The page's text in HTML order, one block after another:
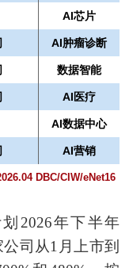
AI芯片
AI肿瘤诊断
数据智能
AI医疗
AI数据中心
AI营销
DBC/CIW/eNet16
2026年下半年
司从1月上市到